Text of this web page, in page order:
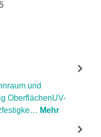
und
OberflächenUV-
Mehr